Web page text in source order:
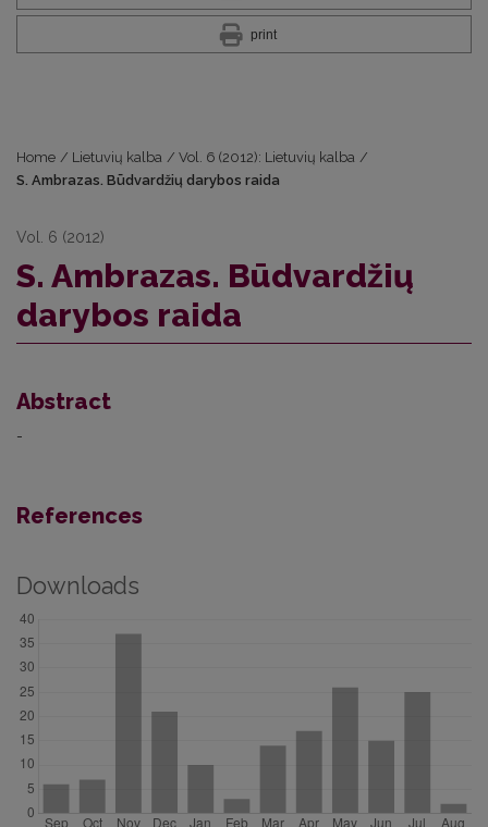
print
Home / Lietuvių kalba / Vol. 6 (2012): Lietuvių kalba /
S. Ambrazas. Būdvardžių darybos raida
Vol. 6 (2012)
S. Ambrazas. Būdvardžių
darybos raida
Abstract
-
References
Downloads